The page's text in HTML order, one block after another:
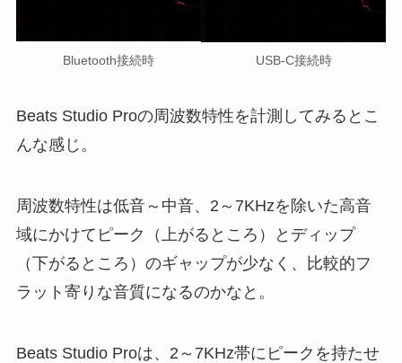
Bluetooth接続時 USB-C接続時
Beats Studio Proの周波数特性を計測してみるとこ
んな感じ。
周波数特性は低音～中音、2～7KHzを除いた高音
域にかけてピーク（上がるところ）とディップ
（下がるところ）のギャップが少なく、比較的フ
ラット寄りな音質になるのかなと。
Beats Studio Proは、2～7KHz帯にピークを持たせ